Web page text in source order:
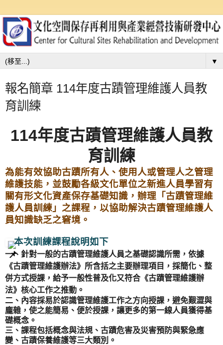
▼
報名簡章 114年度古蹟管理維護人員教
育訓練
114年度古蹟管理維護人員教
育訓練
為能有效協助古蹟所有人、使用人或管理人之管理
維護技能，並鼓勵各級文化單位之新進人員學習有
關有形文化資產保存基礎知識，辦理「古蹟管理維
護人員訓練」之課程，以協助解決古蹟管理維護人
員知識缺乏之窘境。
本次訓練課程說明如下
一、針對一般的古蹟管理維護人員之基礎認識所需，依據
《古蹟管理維護辦法》所含括之主要辦理項目，採簡化、整
併方式授課，給予一般性普及化又符合《古蹟管理維護辦
法》核心工作之推動。
二、內容採易於認識管理維護工作之方向授課，避免艱澀與
龐雜，使之能簡易、便於授課，讓更多的第一線人員獲得基
礎概念。
三、課程包括概念與法規、古蹟危害及災害預防與緊急應
變、古蹟保養維護等三大類別。